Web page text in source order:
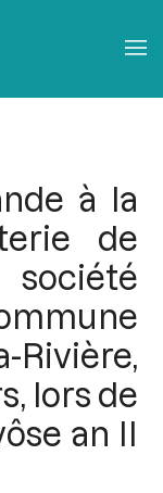
à la
de
lors de
an II